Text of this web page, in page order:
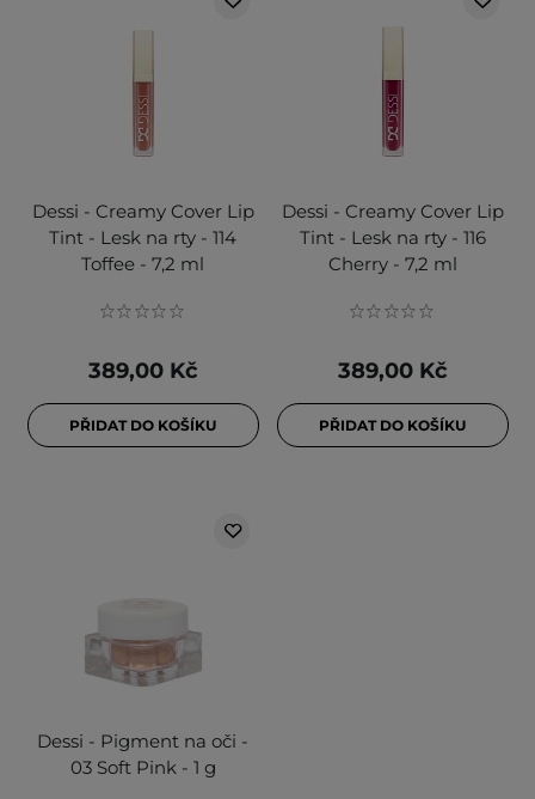
Dessi - Creamy Cover Lip
Tint - Lesk na rty - 114
Toffee - 7,2 ml
389,00 Kč
PŘIDAT DO KOŠÍKU
Dessi - Creamy Cover Lip
Tint - Lesk na rty - 116
Cherry - 7,2 ml
389,00 Kč
PŘIDAT DO KOŠÍKU
Dessi - Pigment na oči -
03 Soft Pink - 1 g